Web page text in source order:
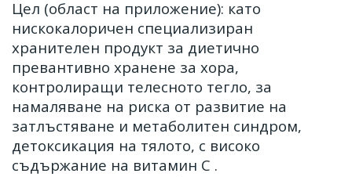
Цел (област на приложение): като
нискокалоричен специализиран
хранителен продукт за диетично
превантивно хранене за хора,
контролиращи телесното тегло, за
намаляване на риска от развитие на
затлъстяване и метаболитен синдром,
детоксикация на тялото, с високо
съдържание на витамин С .